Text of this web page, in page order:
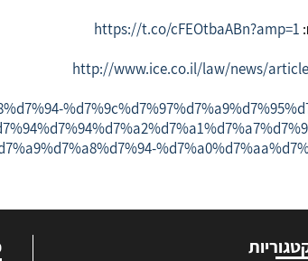
https://t.co/cFEOtbaABn?amp=1
http://www.ice.co.il/law/news/